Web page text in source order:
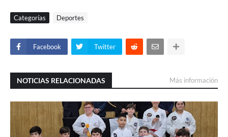
Categorías Deportes
Facebook Twitter
NOTICIAS RELACIONADAS Más información